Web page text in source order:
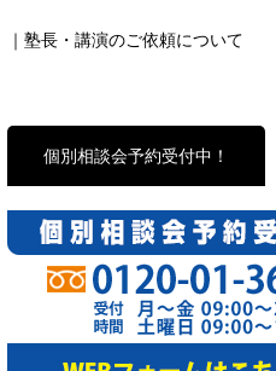
｜塾長・講演のご依頼について
個別相談会予約受付中！